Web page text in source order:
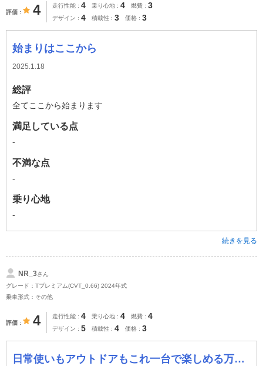
評価 4 走行性能 4 乗り心地 4 燃費 3
デザイン 4 積載性 3 価格 3
始まりはここから
2025.1.18
総評
全てここから始まります
満足している点
-
不満な点
-
乗り心地
-
続きを見る
NR_3さん
グレード：Tプレミアム(CVT_0.66) 2024年式
乗車形式：その他
評価 4 走行性能 4 乗り心地 4 燃費 4
デザイン 5 積載性 4 価格 3
日常使いもアウトドアもこれ一台で楽しめる万能さ